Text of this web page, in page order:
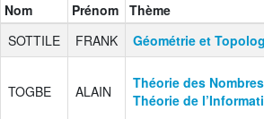
Nom Prénom Thème
SOTTILE
FRANK Géométrie et
TOGBE ALAIN
Théorie des
Théorie de